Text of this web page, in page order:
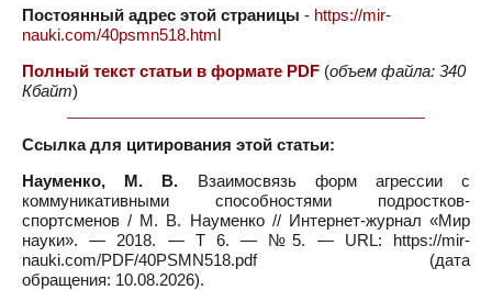
Постоянный адрес этой страницы - https://mir-
nauki.com/40psmn518.html
Полный текст статьи в формате PDF (объем файла: 340
Кбайт)
Ссылка для цитирования этой статьи:
Науменко, М. В. Взаимосвязь форм агрессии с
коммуникативными способностями подростков-
спортсменов / М. В. Науменко // Интернет-журнал «Мир
науки». — 2018. — Т 6. — №5. — URL: https://mir-
nauki.com/PDF/40PSMN518.pdf (дата
обращения: 10.08.2026).